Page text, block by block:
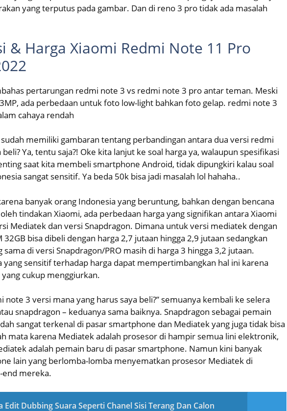
yang terputus pada gambar. Dan di reno 3 pro tidak ada masalah
& Harga Xiaomi Redmi Note 11 Pro
pertarungan redmi note 3 vs redmi note 3 pro antar teman. Meski
ada perbedaan untuk foto low-light bahkan foto gelap. redmi note 3
cahaya rendah
sudah memiliki gambaran tentang perbandingan antara dua versi redmi
Ya, tentu saja?! Oke kita lanjut ke soal harga ya, walaupun spesifikasi
saat kita membeli smartphone Android, tidak dipungkiri kalau soal
sangat sensitif. Ya beda 50k bisa jadi masalah lol hahaha..
banyak orang Indonesia yang beruntung, bahkan dengan bencana
tindakan Xiaomi, ada perbedaan harga yang signifikan antara Xiaomi
Mediatek dan versi Snapdragon. Dimana untuk versi mediatek dengan
32GB bisa dibeli dengan harga 2,7 jutaan hingga 2,9 jutaan sedangkan
sama di versi Snapdragon/PRO masih di harga 3 hingga 3,2 jutaan.
yang sensitif terhadap harga dapat mempertimbangkan hal ini karena
cukup menggiurkan.
note 3 versi mana yang harus saya beli?” semuanya kembali ke selera
snapdragon – keduanya sama baiknya. Snapdragon sebagai pemain
sangat terkenal di pasar smartphone dan Mediatek yang juga tidak bisa
mata karena Mediatek adalah prosesor di hampir semua lini elektronik,
adalah pemain baru di pasar smartphone. Namun kini banyak
lain yang berlomba-lomba menyematkan prosesor Mediatek di
mereka.
Edit Dubbing Suara Seperti Chanel Sisi Terang Dan Calon